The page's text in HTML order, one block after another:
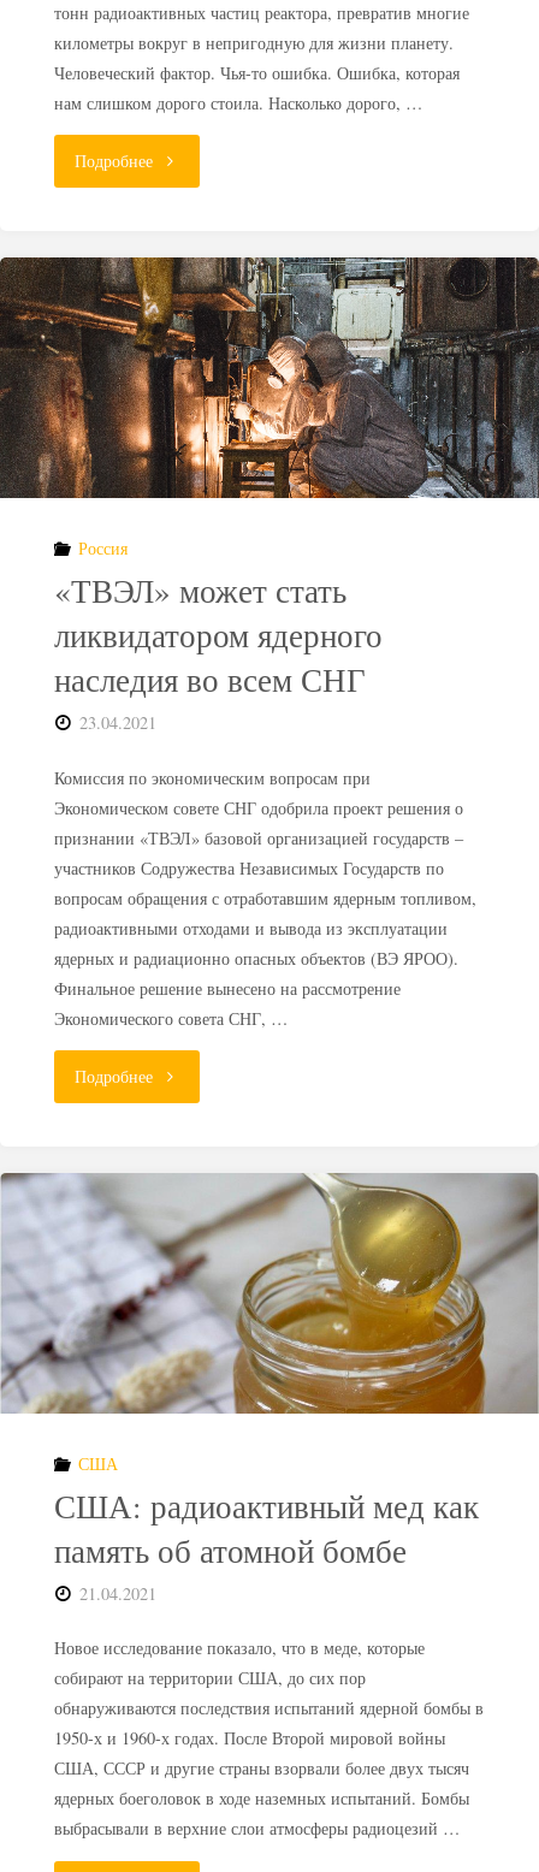
тонн радиоактивных частиц реактора, превратив многие
километры вокруг в непригодную для жизни планету.
Человеческий фактор. Чья-то ошибка. Ошибка, которая
нам слишком дорого стоила. Насколько дорого, …
Подробнее"Грязная
Чернобыля:
35
лет
аварии
на
Россия
«ТВЭЛ» может стать
ликвидатором ядерного
наследия во всем СНГ
23.04.2021
Комиссия по экономическим вопросам при
Экономическом совете СНГ одобрила проект решения о
признании «ТВЭЛ» базовой организацией государств –
участников Содружества Независимых Государств по
вопросам обращения с отработавшим ядерным топливом,
радиоактивными отходами и вывода из эксплуатации
ядерных и радиационно опасных объектов (ВЭ ЯРОО).
Финальное решение вынесено на рассмотрение
Экономического совета СНГ, …
Подробнее"«ТВЭЛ»
стать
ликвидатором
ядерного
наследия
во
США
США: радиоактивный мед как
память об атомной бомбе
21.04.2021
Новое исследование показало, что в меде, которые
собирают на территории США, до сих пор
обнаруживаются последствия испытаний ядерной бомбы в
1950-х и 1960-х годах. После Второй мировой войны
США, СССР и другие страны взорвали более двух тысяч
ядерных боеголовок в ходе наземных испытаний. Бомбы
выбрасывали в верхние слои атмосферы радиоцезий …